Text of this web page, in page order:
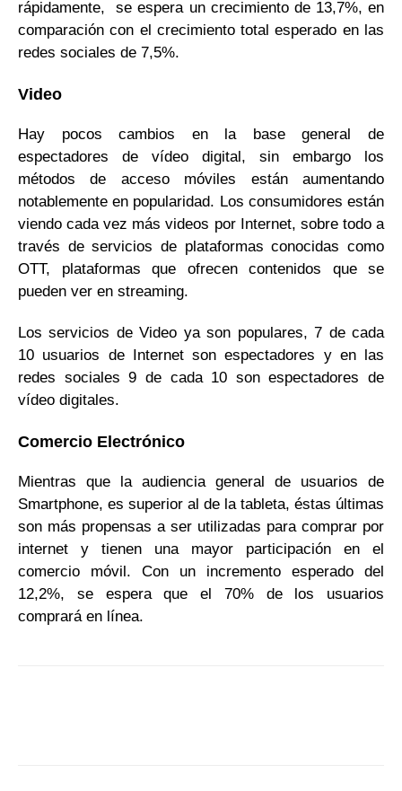
rápidamente, se espera un crecimiento de 13,7%, en
comparación con el crecimiento total esperado en las
redes sociales de 7,5%.
Video
Hay pocos cambios en la base general de
espectadores de vídeo digital, sin embargo los
métodos de acceso móviles están aumentando
notablemente en popularidad. Los consumidores están
viendo cada vez más videos por Internet, sobre todo a
través de servicios de plataformas conocidas como
OTT, plataformas que ofrecen contenidos que se
pueden ver en streaming.
Los servicios de Video ya son populares, 7 de cada
10 usuarios de Internet son espectadores y en las
redes sociales 9 de cada 10 son espectadores de
vídeo digitales.
Comercio Electrónico
Mientras que la audiencia general de usuarios de
Smartphone, es superior al de la tableta, éstas últimas
son más propensas a ser utilizadas para comprar por
internet y tienen una mayor participación en el
comercio móvil. Con un incremento esperado del
12,2%, se espera que el 70% de los usuarios
comprará en línea.